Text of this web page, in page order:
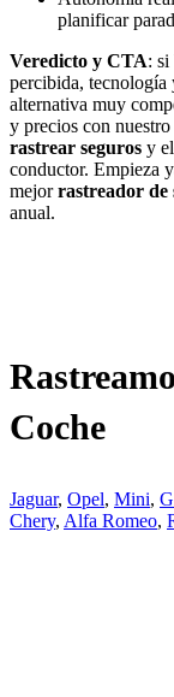
planificar
Veredicto y CTA: si
percibida, tecnología
alternativa muy
y precios con nuestro
rastrear seguros y
conductor. Empieza
mejorrastreador de
anual.
Coche
Jaguar, Opel, Mini,
Chery, Alfa Romeo,